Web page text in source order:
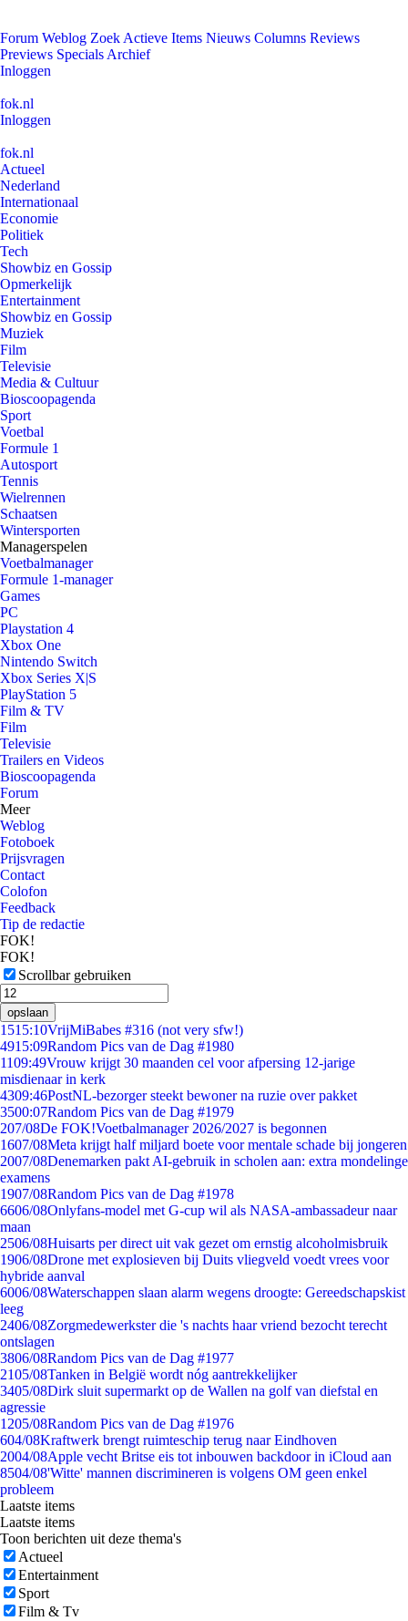
Forum Weblog Zoek Actieve Items Nieuws Columns Reviews
Previews Specials Archief
Inloggen
fok.nl
Inloggen
fok.nl
Actueel
Nederland
Internationaal
Economie
Politiek
Tech
Showbiz en Gossip
Opmerkelijk
Entertainment
Showbiz en Gossip
Muziek
Film
Televisie
Media & Cultuur
Bioscoopagenda
Sport
Voetbal
Formule 1
Autosport
Tennis
Wielrennen
Schaatsen
Wintersporten
Managerspelen
Voetbalmanager
Formule 1-manager
Games
PC
Playstation 4
Xbox One
Nintendo Switch
Xbox Series X|S
PlayStation 5
Film & TV
Film
Televisie
Trailers en Videos
Bioscoopagenda
Forum
Meer
Weblog
Fotoboek
Prijsvragen
Contact
Colofon
Feedback
Tip de redactie
FOK!
FOK!
Scrollbar gebruiken
opslaan
1515:10VrijMiBabes #316 (not very sfw!)
4915:09Random Pics van de Dag #1980
1109:49Vrouw krijgt 30 maanden cel voor afpersing 12-jarige
misdienaar in kerk
4309:46PostNL-bezorger steekt bewoner na ruzie over pakket
3500:07Random Pics van de Dag #1979
207/08De FOK!Voetbalmanager 2026/2027 is begonnen
1607/08Meta krijgt half miljard boete voor mentale schade bij jongeren
2007/08Denemarken pakt AI-gebruik in scholen aan: extra mondelinge
examens
1907/08Random Pics van de Dag #1978
6606/08Onlyfans-model met G-cup wil als NASA-ambassadeur naar
maan
2506/08Huisarts per direct uit vak gezet om ernstig alcoholmisbruik
1906/08Drone met explosieven bij Duits vliegveld voedt vrees voor
hybride aanval
6006/08Waterschappen slaan alarm wegens droogte: Gereedschapskist
leeg
2406/08Zorgmedewerkster die 's nachts haar vriend bezocht terecht
ontslagen
3806/08Random Pics van de Dag #1977
2105/08Tanken in België wordt nóg aantrekkelijker
3405/08Dirk sluit supermarkt op de Wallen na golf van diefstal en
agressie
1205/08Random Pics van de Dag #1976
604/08Kraftwerk brengt ruimteschip terug naar Eindhoven
2004/08Apple vecht Britse eis tot inbouwen backdoor in iCloud aan
8504/08'Witte' mannen discrimineren is volgens OM geen enkel
probleem
Laatste items
Laatste items
Toon berichten uit deze thema's
Actueel
Entertainment
Sport
Film & Tv